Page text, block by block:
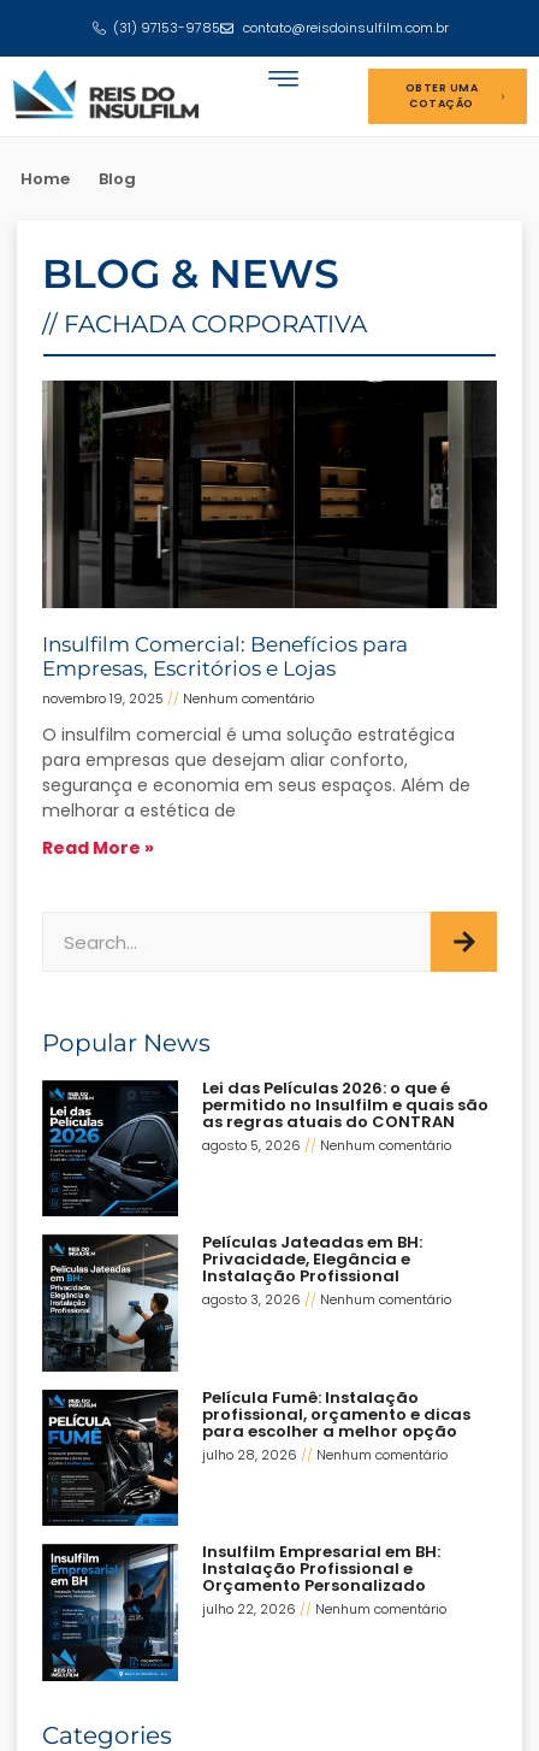
(31) 97153-9785 contato@reisdoinsulfilm.com.br
OBTER UMA
COTAÇÃO
Home Blog
BLOG & NEWS
// FACHADA CORPORATIVA
Insulfilm Comercial: Benefícios para
Empresas, Escritórios e Lojas
novembro 19, 2025 Nenhum comentário
O insulfilm comercial é uma solução estratégica
para empresas que desejam aliar conforto,
segurança e economia em seus espaços. Além de
melhorar a estética de
Read More »
Popular News
Lei das Películas 2026: o que é
permitido no Insulfilm e quais são
as regras atuais do CONTRAN
agosto 5, 2026 Nenhum comentário
Películas Jateadas em BH:
Privacidade, Elegância e
Instalação Profissional
agosto 3, 2026 Nenhum comentário
Película Fumê: Instalação
profissional, orçamento e dicas
para escolher a melhor opção
julho 28, 2026 Nenhum comentário
Insulfilm Empresarial em BH:
Instalação Profissional e
Orçamento Personalizado
julho 22, 2026 Nenhum comentário
Categories